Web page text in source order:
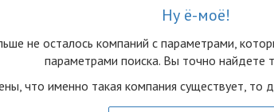
Ну ё-моё!
не осталоcь компаний с параметрами,
параметрами поиска. Вы точно найдете
что именно такая компания существует,